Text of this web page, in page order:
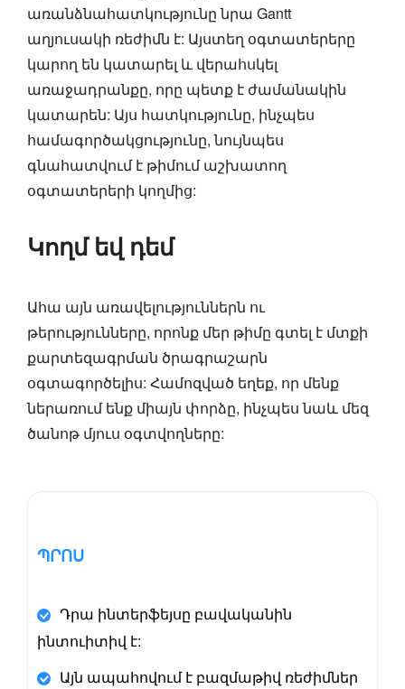
առանձնահատկությունը նրա Gantt
աղյուսակի ռեժիմն է: Այստեղ օգտատերերը
կարող են կատարել և վերահսկել
առաջադրանքը, որը պետք է ժամանակին
կատարեն: Այս հատկությունը, ինչպես
համագործակցությունը, նույնպես
գնահատվում է թիմում աշխատող
օգտատերերի կողմից:
Կողմ եվ դեմ
Ահա այն առավելություններն ու
թերությունները, որոնք մեր թիմը գտել է մտքի
քարտեզագրման ծրագրաշարն
օգտագործելիս: Համոզված եղեք, որ մենք
ներառում ենք միայն փորձը, ինչպես նաև մեզ
ծանոթ մյուս օգտվողները:
ՊՐՈՍ
Դրա ինտերֆեյսը բավականին
ինտուիտիվ է:
Այն ապահովում է բազմաթիվ ռեժիմներ